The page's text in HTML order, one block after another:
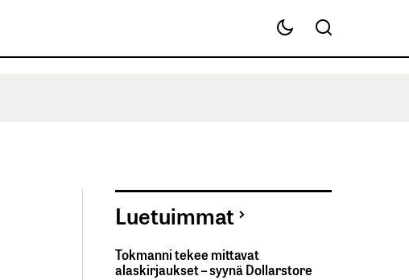
Luetuimmat
Tokmanni tekee mittavat
alaskirjaukset – syynä Dollarstore